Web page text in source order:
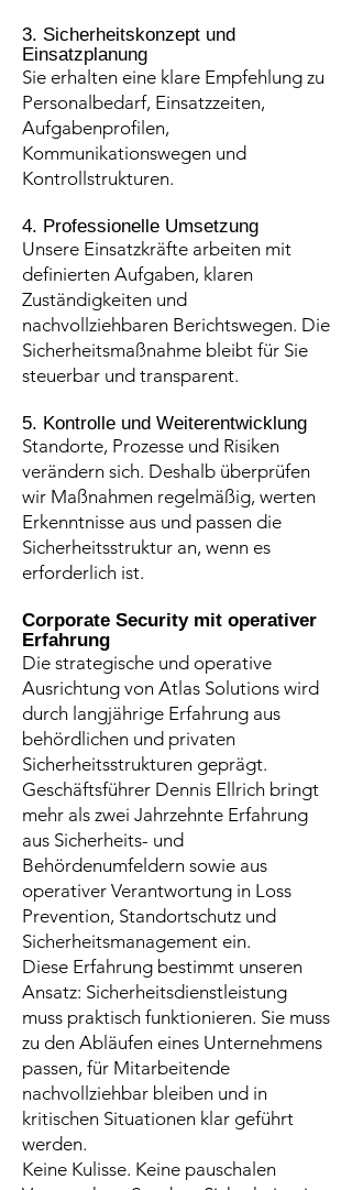
3. Sicherheitskonzept und
Einsatzplanung
Sie erhalten eine klare Empfehlung zu
Personalbedarf, Einsatzzeiten,
Aufgabenprofilen,
Kommunikationswegen und
Kontrollstrukturen.
4. Professionelle Umsetzung
Unsere Einsatzkräfte arbeiten mit
definierten Aufgaben, klaren
Zuständigkeiten und
nachvollziehbaren Berichtswegen. Die
Sicherheitsmaßnahme bleibt für Sie
steuerbar und transparent.
5. Kontrolle und Weiterentwicklung
Standorte, Prozesse und Risiken
verändern sich. Deshalb überprüfen
wir Maßnahmen regelmäßig, werten
Erkenntnisse aus und passen die
Sicherheitsstruktur an, wenn es
erforderlich ist.
Corporate Security mit operativer
Erfahrung
Die strategische und operative
Ausrichtung von Atlas Solutions wird
durch langjährige Erfahrung aus
behördlichen und privaten
Sicherheitsstrukturen geprägt.
Geschäftsführer Dennis Ellrich bringt
mehr als zwei Jahrzehnte Erfahrung
aus Sicherheits- und
Behördenumfeldern sowie aus
operativer Verantwortung in Loss
Prevention, Standortschutz und
Sicherheitsmanagement ein.
Diese Erfahrung bestimmt unseren
Ansatz: Sicherheitsdienstleistung
muss praktisch funktionieren. Sie muss
zu den Abläufen eines Unternehmens
passen, für Mitarbeitende
nachvollziehbar bleiben und in
kritischen Situationen klar geführt
werden.
Keine Kulisse. Keine pauschalen